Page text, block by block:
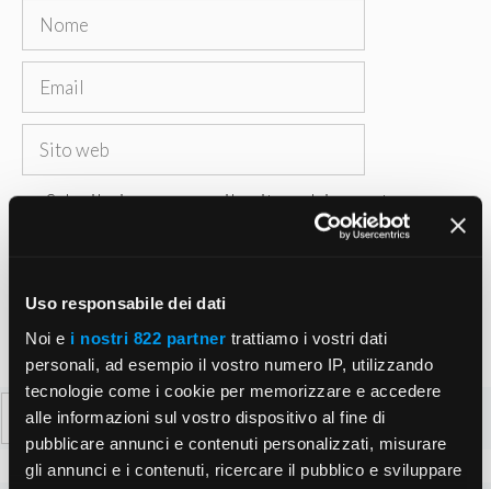
Uso responsabile dei dati
Noi e i nostri 822 partner trattiamo i vostri dati
personali, ad esempio il vostro numero IP, utilizzando
tecnologie come i cookie per memorizzare e accedere
alle informazioni sul vostro dispositivo al fine di
pubblicare annunci e contenuti personalizzati, misurare
gli annunci e i contenuti, ricercare il pubblico e sviluppare
Nome
Email
Sito
Salva il mio nome, email e sito web in questo
browser per la prossima volta che commento.
Ricerca
per: